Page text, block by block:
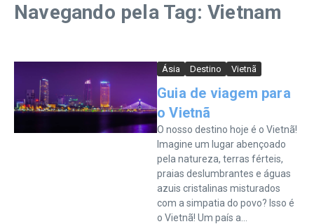
Navegando pela Tag: Vietnam
Ásia Destino Vietnã
Guia de viagem para
o Vietnã
O nosso destino hoje é o Vietnã!
Imagine um lugar abençoado
pela natureza, terras férteis,
praias deslumbrantes e águas
azuis cristalinas misturados
com a simpatia do povo? Isso é
o Vietnã! Um país a...